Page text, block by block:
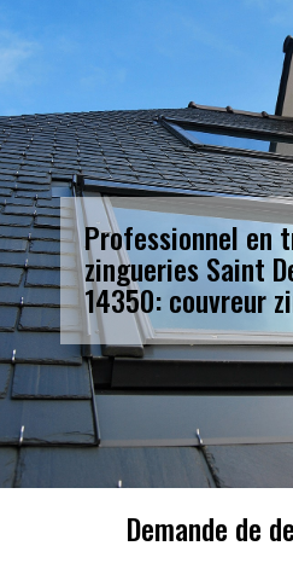
Professionnel en
zingueries Saint
14350: couvreur
Demande de